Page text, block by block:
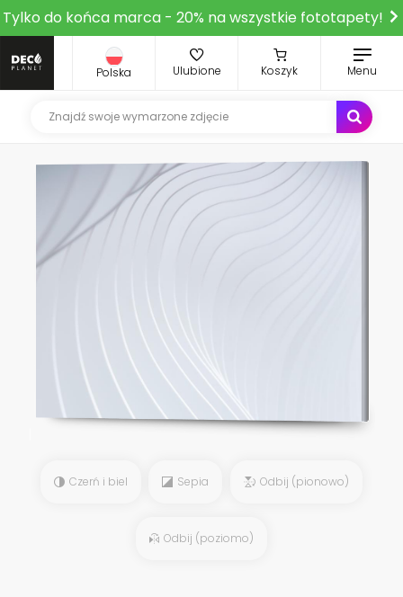
Tylko do końca marca - 20% na wszystkie fototapety!
Polska Ulubione Koszyk Menu
Czerń i biel Sepia Odbij (pionowo)
Odbij (poziomo)